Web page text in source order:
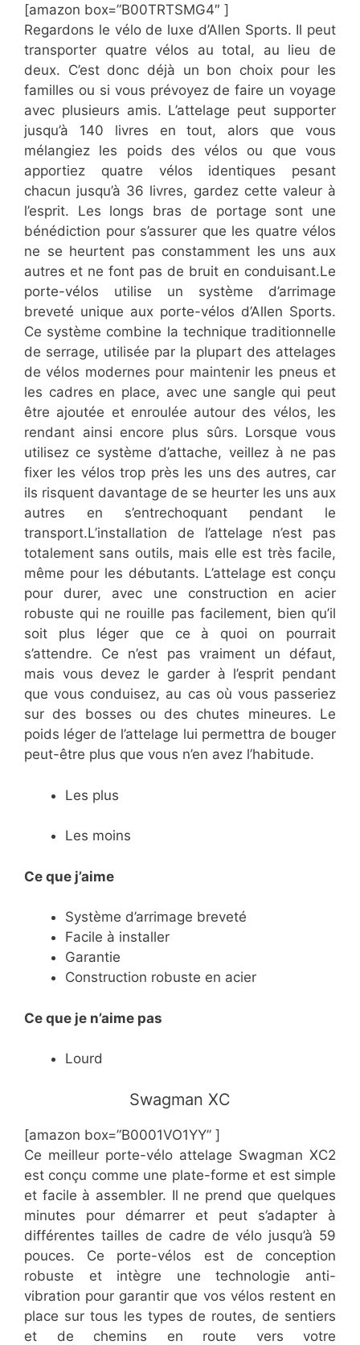
[amazon box=”​​B00TRTSMG4″ ]
​Regardons le vélo de luxe d’Allen Sports. Il peut
transporter quatre vélos au total, au lieu de
deux. C’est donc déjà un bon choix pour les
familles ou si vous prévoyez de faire un voyage
avec plusieurs amis. L’attelage peut supporter
jusqu’à 140 livres en tout, alors que vous
mélangiez les poids des vélos ou que vous
apportiez quatre vélos identiques pesant
chacun jusqu’à 36 livres, gardez cette valeur à
l’esprit. Les longs bras de portage sont une
bénédiction pour s’assurer que les quatre vélos
ne se heurtent pas constamment les uns aux
autres et ne font pas de bruit en conduisant.Le
porte-vélos utilise un système d’arrimage
breveté unique aux porte-vélos d’Allen Sports.
Ce système combine la technique traditionnelle
de serrage, utilisée par la plupart des attelages
de vélos modernes pour maintenir les pneus et
les cadres en place, avec une sangle qui peut
être ajoutée et enroulée autour des vélos, les
rendant ainsi encore plus sûrs. Lorsque vous
utilisez ce système d’attache, veillez à ne pas
fixer les vélos trop près les uns des autres, car
ils risquent davantage de se heurter les uns aux
autres en s’entrechoquant pendant le
transport.L’installation de l’attelage n’est pas
totalement sans outils, mais elle est très facile,
même pour les débutants. L’attelage est conçu
pour durer, avec une construction en acier
robuste qui ne rouille pas facilement, bien qu’il
soit plus léger que ce à quoi on pourrait
s’attendre. Ce n’est pas vraiment un défaut,
mais vous devez le garder à l’esprit pendant
que vous conduisez, au cas où vous passeriez
sur des bosses ou des chutes mineures. Le
poids léger de l’attelage lui permettra de bouger
peut-être plus que vous n’en avez l’habitude.
Les plus
Les moins
Ce que j’aime
​Système d’arrimage breveté
​Facile à installer
​Garantie
​Construction robuste en acier
Ce que je n’aime pas
​Lourd
​​Swagman XC
[amazon box=”​​B0001VO1YY” ]
​Ce meilleur porte-vélo attelage Swagman XC2
est conçu comme une plate-forme et est simple
et facile à assembler. Il ne prend que quelques
minutes pour démarrer et peut s’adapter à
différentes tailles de cadre de vélo jusqu’à 59
pouces. Ce porte-vélos est de conception
robuste et intègre une technologie anti-
vibration pour garantir que vos vélos restent en
place sur tous les types de routes, de sentiers
et de chemins en route vers votre